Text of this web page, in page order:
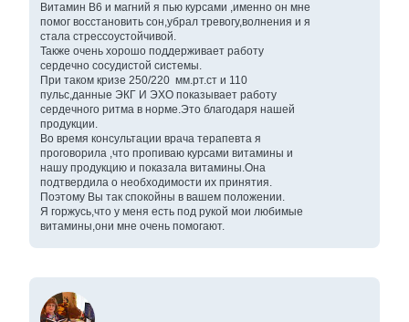
Витамин В6 и магний я пью курсами ,именно он мне
помог восстановить сон,убрал тревогу,волнения и я
стала стрессоустойчивой.
Также очень хорошо поддерживает работу
сердечно сосудистой системы.
При таком кризе 250/220 мм.рт.ст и 110
пульс,данные ЭКГ И ЭХО показывает работу
сердечного ритма в норме.Это благодаря нашей
продукции.
Во время консультации врача терапевта я
проговорила ,что пропиваю курсами витамины и
нашу продукцию и показала витамины.Она
подтвердила о необходимости их принятия.
Поэтому Вы так спокойны в вашем положении.
Я горжусь,что у меня есть под рукой мои любимые
витамины,они мне очень помогают.